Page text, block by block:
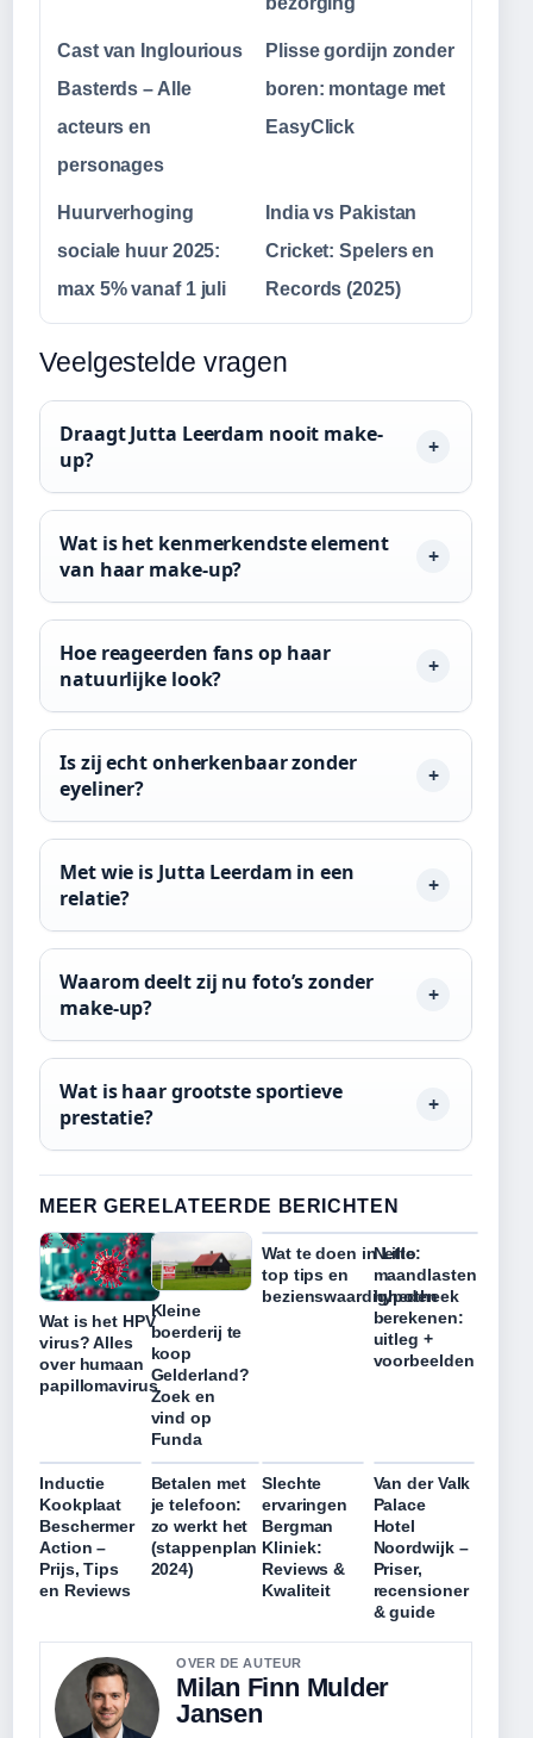
Cast van Inglourious
Basterds – Alle
acteurs en
personages
Plisse gordijn zonder
boren: montage met
EasyClick
Huurverhoging
sociale huur 2025:
max 5% vanaf 1 juli
India vs Pakistan
Cricket: Spelers en
Records (2025)
Veelgestelde vragen
Draagt Jutta Leerdam nooit make-
up?
Wat is het kenmerkendste element
van haar make-up?
Hoe reageerden fans op haar
natuurlijke look?
Is zij echt onherkenbaar zonder
eyeliner?
Met wie is Jutta Leerdam in een
relatie?
Waarom deelt zij nu foto’s zonder
make-up?
Wat is haar grootste sportieve
prestatie?
MEER GERELATEERDE BERICHTEN
Wat is het HPV
virus? Alles
over humaan
papillomavirus
Kleine
boerderij te
koop
Gelderland?
Zoek en
vind op
Funda
Wat te doen in Lille:
top tips en
bezienswaardigheden
Netto
maandlasten
hypotheek
berekenen:
uitleg +
voorbeelden
Inductie
Kookplaat
Beschermer
Action –
Prijs, Tips
en Reviews
Betalen met
je telefoon:
zo werkt het
(stappenplan
2024)
Slechte
ervaringen
Bergman
Kliniek:
Reviews &
Kwaliteit
Van der Valk
Palace
Hotel
Noordwijk –
Priser,
recensioner
& guide
OVER DE AUTEUR
Milan Finn Mulder
Jansen